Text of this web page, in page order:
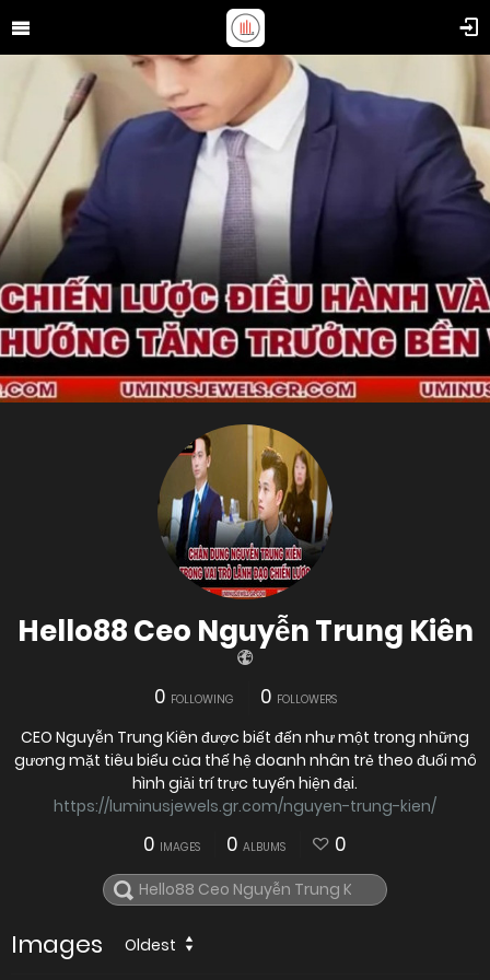
Hello88 Ceo Nguyễn Trung Kiên
0 FOLLOWING 0 FOLLOWERS
CEO Nguyễn Trung Kiên được biết đến như một trong những
gương mặt tiêu biểu của thế hệ doanh nhân trẻ theo đuổi mô
hình giải trí trực tuyến hiện đại.
https://luminusjewels.gr.com/nguyen-trung-kien/
0 IMAGES 0 ALBUMS 0
Images Oldest